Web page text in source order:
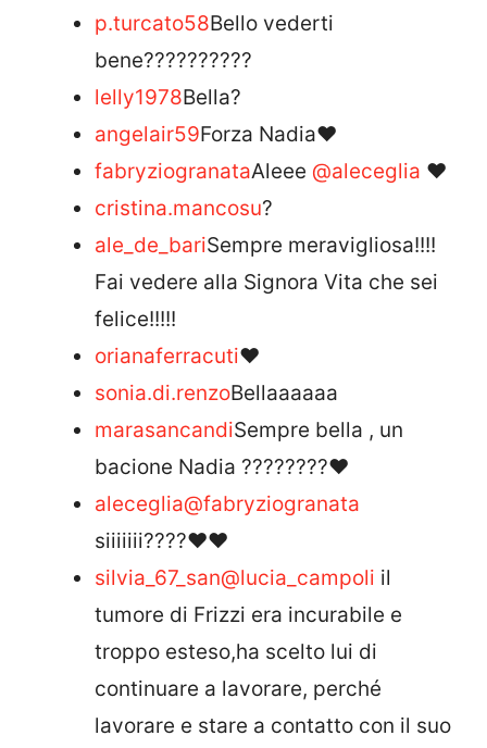
p.turcato58Bello vederti
bene??????????
lelly1978Bella?
angelair59Forza Nadia♥️
fabryziogranataAleee @aleceglia ❤
cristina.mancosu?
ale_de_bariSempre meravigliosa!!!!
Fai vedere alla Signora Vita che sei
felice!!!!!
orianaferracuti❤
sonia.di.renzoBellaaaaaa
marasancandiSempre bella , un
bacione Nadia ????????❤
aleceglia@fabryziogranata
siiiiiii????❤️❤️
silvia_67_san@lucia_campoli il
tumore di Frizzi era incurabile e
troppo esteso,ha scelto lui di
continuare a lavorare, perché
lavorare e stare a contatto con il suo